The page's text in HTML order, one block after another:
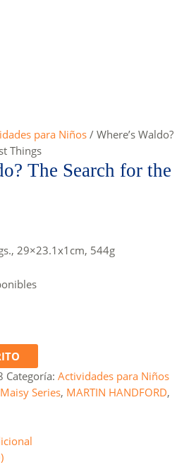
para Niños / Where’s Waldo?
Things
The Search for the
29×23.1x1cm, 544g
Categoría:Actividades para Niños
Maisy Series, MARTIN HANDFORD,